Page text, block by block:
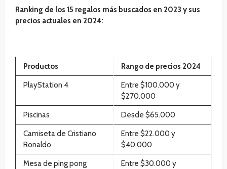
Ranking de los 15 regalos más buscados en 2023 y sus
precios actuales en 2024:
Productos Rango de precios 2024
PlayStation 4
Entre $100.000 y
$270.000
Piscinas Desde $65.000
Camiseta de Cristiano
Ronaldo
Entre $22.000 y
$40.000
Mesa de ping pong
Entre $30.000 y